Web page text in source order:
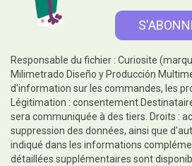
Responsable du fichier : Curiosite
Milimetrado Diseño y Producción
d'information sur les commandes, les
Légitimation :
sera communiquée à des tiers. Droits :
suppression des données, ainsi que
indiqué dans les informations
détaillées supplémentaires sont